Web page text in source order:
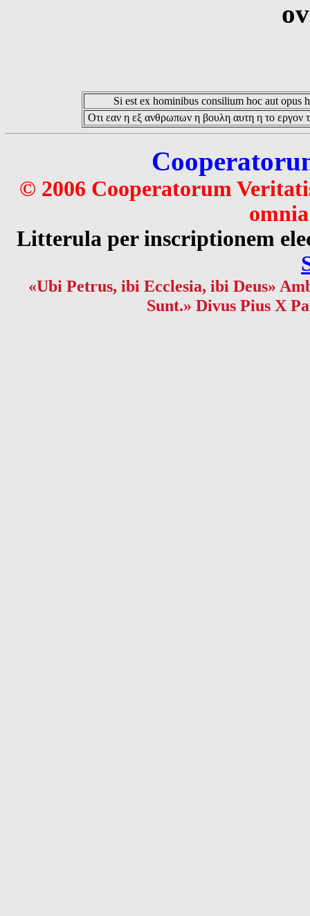
Si est ex hominibus consilium hoc aut opus
Οτι εαν η εξ ανθρωπων η βουλη αυτη η το εργον
© 2006 Cooperatorum
Litterula per inscriptionem
«Ubi Petrus, ibi Ecclesia, ibi Deus»
Sunt.» Divus Pius X